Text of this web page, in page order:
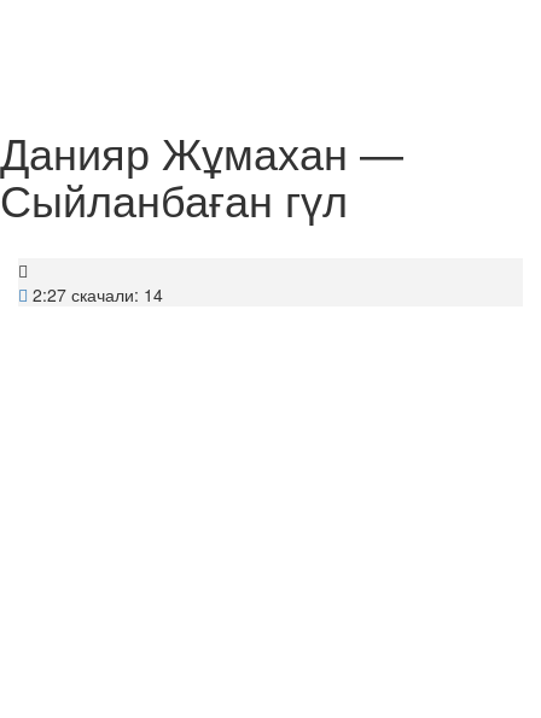
Данияр Жұмахан —
Сыйланбаған гүл
2:27 скачали: 14